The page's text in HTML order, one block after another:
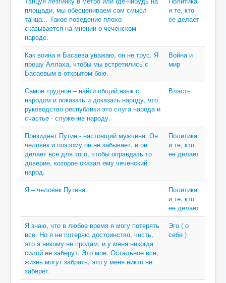
площади, мы обесцениваем сам смысл
танца... Такое поведение плохо
сказывается на мнении о чеченском
народе.
и те, кто
ее делает
Как воина я Басаева уважаю, он не трус. Я
прошу Аллаха, чтобы мы встретились с
Басаевым в открытом бою.
Война и
мир
Самое трудное – найти общий язык с
народом и показать и доказать народу, что
руководство республики это слуга народа и
счастье - служение народу.
Власть
Президент Путин - настоящий мужчина. Он
человек и поэтому он не забывает, и он
делает все для того, чтобы оправдать то
доверие, которое оказал ему чеченский
народ.
Политика
и те, кто
ее делает
Я – человек Путина.
Политика
и те, кто
ее делает
Я знаю, что в любое время я могу потерять
все. Но я не потеряю достоинство, честь,
это я никому не продам, и у меня никогда
силой не заберут. Это мое. Остальное все,
жизнь могут забрать, это у меня никто не
заберет.
Эго ( о
себе )